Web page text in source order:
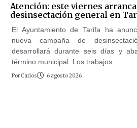
Atención: este viernes
desinsectación general en
El Ayuntamiento de Tarifa ha
nueva campaña de
desarrollará durante seis días y
término municipal. Los trabajos
Por Carlos 6 agosto 2026